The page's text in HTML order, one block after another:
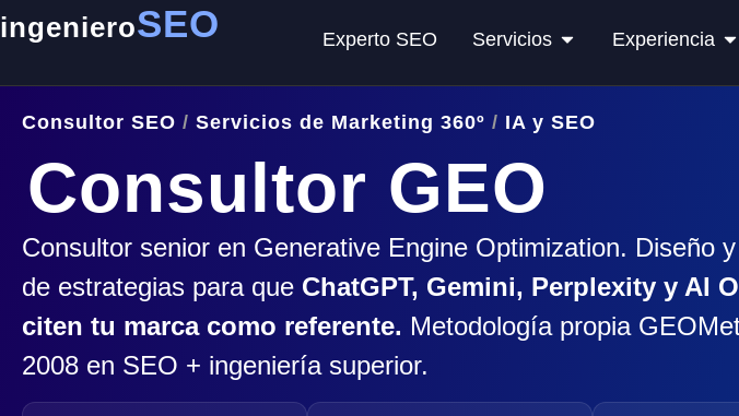
ingenieroSEO Experto SEO Servicios Experiencia
Consultor SEO / Servicios de Marketing 360º / IA y SEO
Consultor GEO
Consultor senior en Generative Engine Optimization. Diseño
de estrategias para que ChatGPT, Gemini, Perplexity y AI
citen tu marca como referente. Metodología propia
2008 en SEO + ingeniería superior.